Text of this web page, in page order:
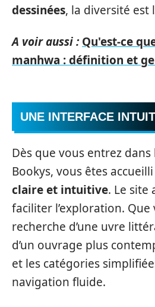
dessinées, la diversité est
A voir aussi : Qu'est-ce
manhwa : définition et
UNE INTERFACE
Dès que vous entrez dans
Bookys, vous êtes
claire et intuitive. Le site
faciliter l’exploration. Que
recherche d’une uvre
d’un ouvrage plus
et les catégories
navigation fluide.